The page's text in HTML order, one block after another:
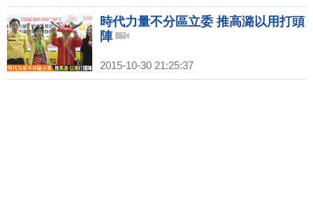
時代力量不分區立委 推高潞以用打頭
陣
2015-10-30 21:25:37